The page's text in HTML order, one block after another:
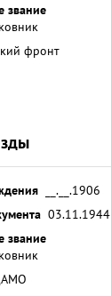
звание
фронт
__.__.1906
03.11.1944
звание